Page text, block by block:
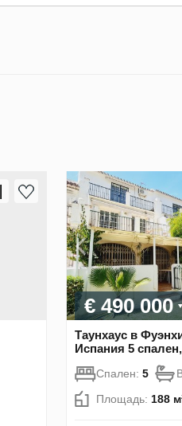
€ 490 000
Таунхаус в
Испания 5
Спален: 5
Площадь: 188